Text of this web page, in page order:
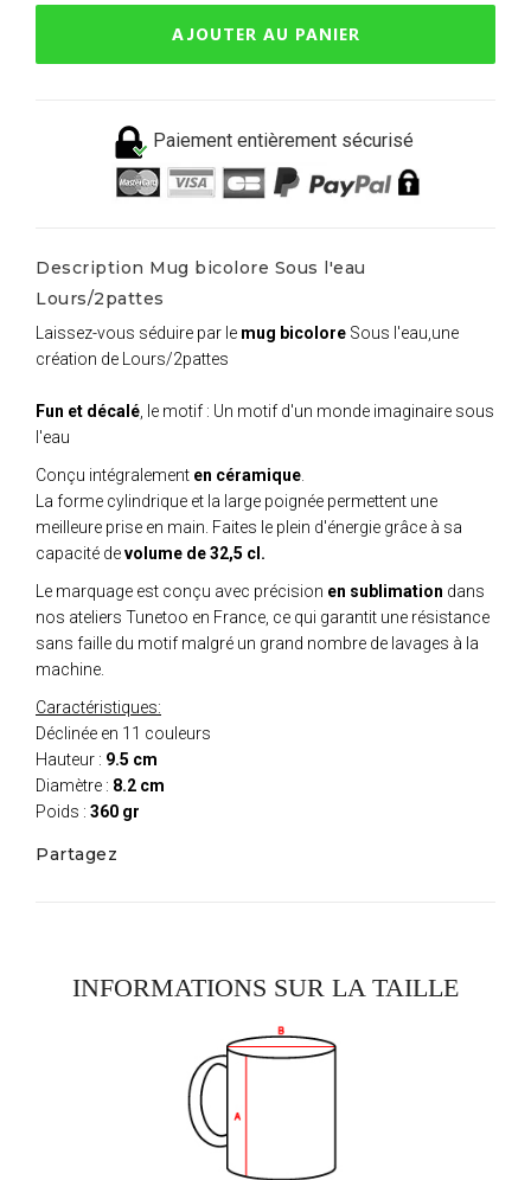
AJOUTER AU PANIER
Paiement entièrement sécurisé
Description Mug bicolore Sous l'eau
Lours/2pattes
Laissez-vous séduire par le mug bicolore Sous l'eau,une
création de Lours/2pattes
Fun et décalé , le motif : Un motif d'un monde imaginaire sous
l'eau
Conçu intégralement en céramique
La forme cylindrique et la large poignée permettent une
meilleure prise en main. Faites le plein d'énergie grâce à sa
capacité devolume de 32,5 cl.
Le marquage est conçu avec précision en sublimation dans
nos ateliers Tunetoo en France, ce qui garantit une résistance
sans faille du motif malgré un grand nombre de lavages à la
machine.
Caractéristiques:
Déclinée en 11 couleurs
Hauteur : 9.5 cm
Diamètre : 8.2 cm
Poids : 360 gr
Partagez
INFORMATIONS SUR LA TAILLE